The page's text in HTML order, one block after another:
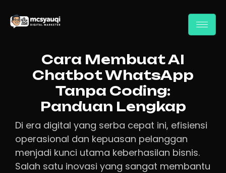
Cara Membuat AI
Chatbot WhatsApp
Tanpa Coding:
Panduan Lengkap
Di era digital yang serba cepat ini, efisiensi
operasional dan kepuasan pelanggan
menjadi kunci utama keberhasilan bisnis.
Salah satu inovasi yang sangat membantu